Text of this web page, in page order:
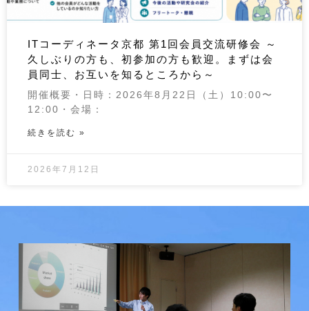
ITコーディネータ京都 第1回会員交流研修会 ～
久しぶりの方も、初参加の方も歓迎。まずは会
員同士、お互いを知るところから～
開催概要・日時：2026年8月22日（土）10:00〜
12:00・会場：
続きを読む »
2026年7月12日